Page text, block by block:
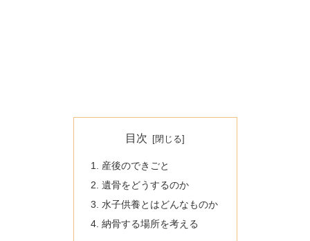
目次
産後のできごと
遺骨をどうするのか
水子供養とはどんなものか
納骨する場所を考える